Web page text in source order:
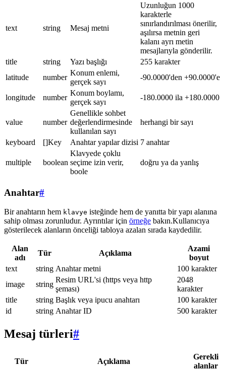
text string Mesaj metni
Uzunluğun 1000
karakterle
sınırlandırılması önerilir,
aşılırsa metnin geri
kalanı ayrı metin
mesajlarıyla gönderilir.
title
string Yazı başlığı
255 karakter
latitude
number
Konum enlemi,
gerçek sayı
-90.0000'den +90.0000'e
longitude number
Konum boylamı,
gerçek sayı
-180.0000 ila +180.0000
value number
Genellikle sohbet
değerlendirmesinde
kullanılan sayı
herhangi bir sayı
keyboard []Key Anahtar yapılar dizisi 7 anahtar
multiple boolean
Klavyede çoklu
seçime izin verir,
boole
doğru ya da yanlış
Anahtar#
Bir anahtarın hem klavye isteğinde hem de yanıtta bir yapı alanına
sahip olması zorunludur. Ayrıntılar için örneğe bakın.Kullanıcıya
gösterilecek alanların önceliği tabloya azalan sırada kaydedilir.
Alan
adı
Tür Açıklama
Azami
boyut
text
string Anahtar metni
100 karakter
image
string
Resim URL'si (https veya http
şeması)
2048
karakter
title
string Başlık veya ipucu anahtarı
100 karakter
id
string Anahtar ID 500 karakter
Mesaj türleri#
Tür Açıklama
Gerekli
alanlar